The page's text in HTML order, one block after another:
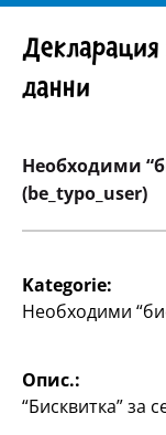
Поглезете
От
до играчки и
Декларация
данни
Необходими
(be_typo_user)
Kategorie:
Необходими
Опис.:
“Бисквитка” за